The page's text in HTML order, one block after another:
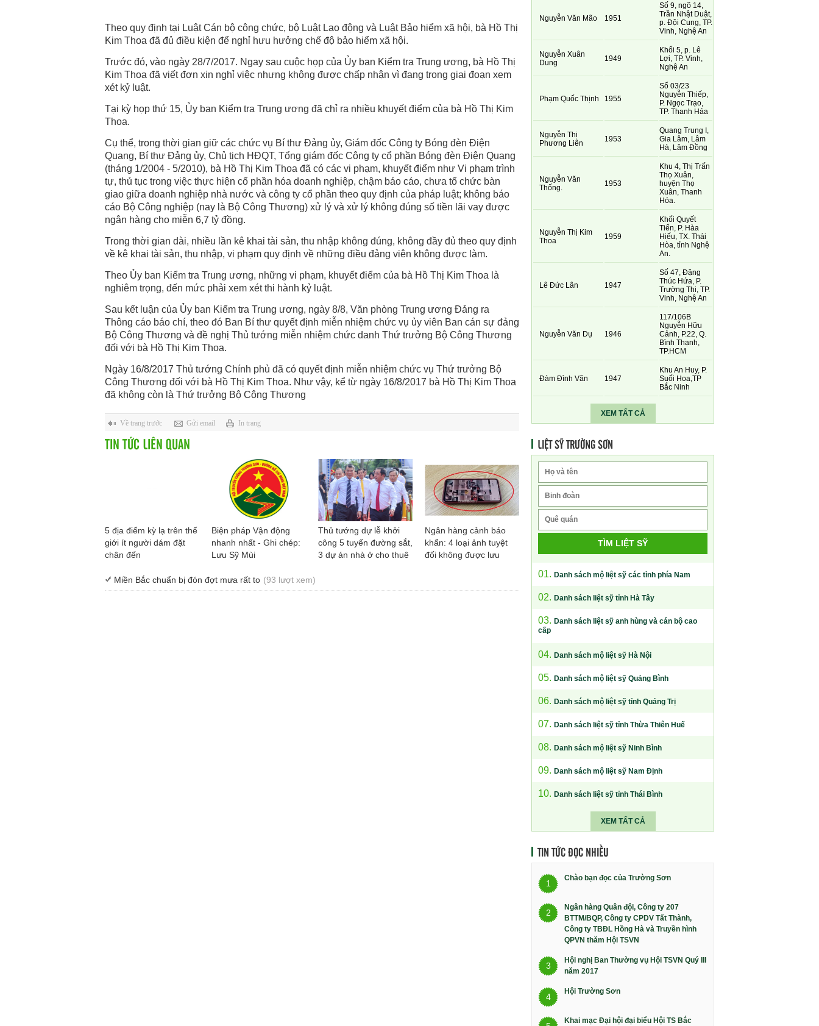
Theo quy định tại Luật Cán bộ công chức, bộ Luật Lao động và Luật Bảo hiểm xã hội, bà Hồ Thị
Kim Thoa đã đủ điều kiện để nghỉ hưu hưởng chế độ bảo hiểm xã hội.
Trước đó, vào ngày 28/7/2017. Ngay sau cuộc họp của Ủy ban Kiểm tra Trung ương, bà Hồ Thị
Kim Thoa đã viết đơn xin nghỉ việc nhưng không được chấp nhận vì đang trong giai đoạn xem
xét kỷ luật.
Tại kỳ họp thứ 15, Ủy ban Kiểm tra Trung ương đã chỉ ra nhiều khuyết điểm của bà Hồ Thị Kim
Thoa.
Cụ thể, trong thời gian giữ các chức vụ Bí thư Đảng ủy, Giám đốc Công ty Bóng đèn Điện
Quang, Bí thư Đảng ủy, Chủ tịch HĐQT, Tổng giám đốc Công ty cổ phần Bóng đèn Điện Quang
(tháng 1/2004 - 5/2010), bà Hồ Thị Kim Thoa đã có các vi phạm, khuyết điểm như Vi phạm trình
tự, thủ tục trong việc thực hiện cổ phần hóa doanh nghiệp, chậm báo cáo, chưa tổ chức bàn
giao giữa doanh nghiệp nhà nước và công ty cổ phần theo quy định của pháp luật; không báo
cáo Bộ Công nghiệp (nay là Bộ Công Thương) xử lý và xử lý không đúng số tiền lãi vay được
ngân hàng cho miễn 6,7 tỷ đồng.
Trong thời gian dài, nhiều lần kê khai tài sản, thu nhập không đúng, không đầy đủ theo quy định
về kê khai tài sản, thu nhập, vi phạm quy định về những điều đảng viên không được làm.
Theo Ủy ban Kiểm tra Trung ương, những vi phạm, khuyết điểm của bà Hồ Thị Kim Thoa là
nghiêm trọng, đến mức phải xem xét thi hành kỷ luật.
Sau kết luận của Ủy ban Kiểm tra Trung ương, ngày 8/8, Văn phòng Trung ương Đảng ra
Thông cáo báo chí, theo đó Ban Bí thư quyết định miễn nhiệm chức vụ ủy viên Ban cán sự đảng
Bộ Công Thương và đề nghị Thủ tướng miễn nhiệm chức danh Thứ trưởng Bộ Công Thương
đối với bà Hồ Thị Kim Thoa.
Ngày 16/8/2017 Thủ tướng Chính phủ đã có quyết định miễn nhiệm chức vụ Thứ trưởng Bộ
Công Thương đối với bà Hồ Thị Kim Thoa. Như vậy, kể từ ngày 16/8/2017 bà Hồ Thị Kim Thoa
đã không còn là Thứ trưởng Bộ Công Thương
Về trang trước Gửi email In trang
TIN TỨC LIÊN QUAN
5 địa điểm kỳ lạ trên thế
giới ít người dám đặt
chân đến
Biện pháp Vận động
nhanh nhất - Ghi chép:
Lưu Sỹ Mùi
Thủ tướng dự lễ khởi
công 5 tuyến đường sắt,
3 dự án nhà ở cho thuê
Ngân hàng cảnh báo
khẩn: 4 loại ảnh tuyệt
đối không được lưu
Miền Bắc chuẩn bị đón đợt mưa rất to (93 lượt xem)
Nguyễn Văn Mão 1951
Số 9, ngõ 14,
Trần Nhật Duật,
p. Đội Cung, TP.
Vinh, Nghệ An
Nguyễn Xuân
Dung
1949
Khối 5, p. Lê
Lợi, TP. Vinh,
Nghệ An
Phạm Quốc Thịnh 1955
Số 03/23
Nguyễn Thiếp,
P. Ngọc Trạo,
TP. Thanh Háa
Nguyễn Thị
Phương Liên
1953
Quang Trung I,
Gia Lâm, Lâm
Hà, Lâm Đồng
Nguyễn Văn
Thống.
1953
Khu 4, Thị Trấn
Thọ Xuân,
huyện Thọ
Xuân, Thanh
Hóa.
Nguyễn Thị Kim
Thoa
1959
Khối Quyết
Tiến, P. Hàa
Hiếu, TX. Thái
Hòa, tỉnh Nghệ
An.
Lê Đức Lân 1947
Số 47, Đặng
Thúc Hứa, P.
Trường Thi, TP.
Vinh, Nghệ An
Nguyễn Văn Dụ 1946
117/106B
Nguyễn Hữu
Cảnh, P.22, Q.
Bình Thạnh,
TP.HCM
Đàm Đình Văn 1947
Khu An Huy, P.
Suối Hoa,TP
Bắc Ninh
XEM TẤT CẢ
LIỆT SỸ TRƯỜNG SƠN
TÌM LIỆT SỸ
01. Danh sách mộ liệt sỹ các tỉnh phía Nam
02. Danh sách liệt sỹ tỉnh Hà Tây
03. Danh sách liệt sỹ anh hùng và cán bộ cao
cấp
04. Danh sách mộ liệt sỹ Hà Nội
05. Danh sách mộ liệt sỹ Quảng Bình
06. Danh sách mộ liệt sỹ tỉnh Quảng Trị
07. Danh sách liệt sỹ tỉnh Thừa Thiên Huế
08. Danh sách mộ liệt sỹ Ninh Bình
09. Danh sách mộ liệt sỹ Nam Định
10. Danh sách liệt sỹ tỉnh Thái Bình
XEM TẤT CẢ
TIN TỨC ĐỌC NHIỀU
1
Chào bạn đọc của Trường Sơn
2
Ngân hàng Quân đội, Công ty 207
BTTM/BQP, Công ty CPDV Tất Thành,
Công ty TBĐL Hồng Hà và Truyền hình
QPVN thăm Hội TSVN
3
Hội nghị Ban Thường vụ Hội TSVN Quý III
năm 2017
4
Hội Trường Sơn
Khai mạc Đại hội đại biểu Hội TS Bắc